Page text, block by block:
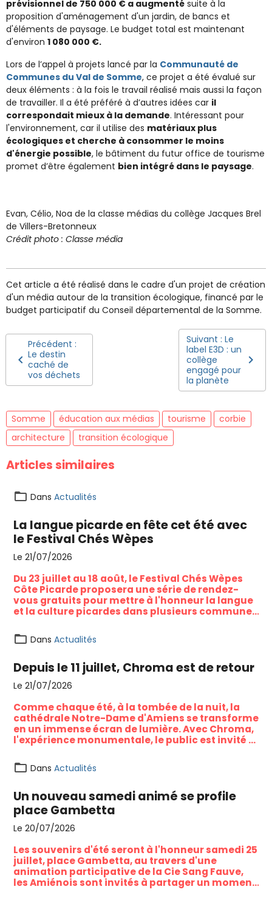
prévisionnel de 750 000 € a augmenté suite à la
proposition d'aménagement d'un jardin, de bancs et
d'éléments de paysage. Le budget total est maintenant
d'environ 1 080 000 €.
Lors de l’appel à projets lancé par la Communauté de
Communes du Val de Somme, ce projet a été évalué sur
deux éléments : à la fois le travail réalisé mais aussi la façon
de travailler. Il a été préféré à d’autres idées car il
correspondait mieux à la demande. Intéressant pour
l'environnement, car il utilise des matériaux plus
écologiques et cherche à consommer le moins
d'énergie possible, le bâtiment du futur office de tourisme
promet d’être également bien intégré dans le paysage.
Evan, Célio, Noa de la classe médias du collège Jacques Brel
de Villers-Bretonneux
Crédit photo : Classe média
Cet article a été réalisé dans le cadre d'un projet de création
d'un média autour de la transition écologique, financé par le
budget participatif du Conseil départemental de la Somme.
Précédent :
Le destin
caché de
vos déchets
Suivant : Le
label E3D : un
collège
engagé pour
la planète
Somme éducation aux médias tourisme
corbie
architecture
transition écologique
Articles similaires
Dans Actualités
La langue picarde en fête cet été avec
le Festival Chés Wèpes
Le 21/07/2026
Du 23 juillet au 18 août, le Festival Chés Wèpes
Côte Picarde proposera une série de rendez-
vous gratuits pour mettre à l'honneur la langue
et la culture picardes dans plusieurs communes
Dans Actualités
Depuis le 11 juillet, Chroma est de retour
Le 21/07/2026
Comme chaque été, à la tombée de la nuit, la
cathédrale Notre-Dame d'Amiens se transforme
en un immense écran de lumière. Avec Chroma,
l'expérience monumentale, le public est invité à
patrimoine amiénois à travers un spectacle
gratuit mêlant histoire, couleurs et projections
Dans Actualités
Un nouveau samedi animé se profile
place Gambetta
Le 20/07/2026
Les souvenirs d'été seront à l'honneur samedi 25
juillet, place Gambetta, au travers d'une
animation participative de la Cie Sang Fauve,
les Amiénois sont invités à partager un moment